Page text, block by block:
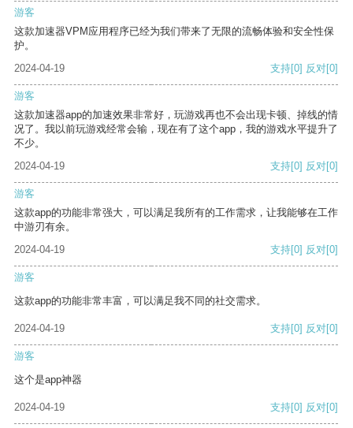
游客
这款加速器VPM应用程序已经为我们带来了无限的流畅体验和安全性保
护。
2024-04-19
支持[0] 反对[0]
游客
这款加速器app的加速效果非常好，玩游戏再也不会出现卡顿、掉线的情
况了。我以前玩游戏经常会输，现在有了这个app，我的游戏水平提升了
不少。
2024-04-19
支持[0] 反对[0]
游客
这款app的功能非常强大，可以满足我所有的工作需求，让我能够在工作
中游刃有余。
2024-04-19
支持[0] 反对[0]
游客
这款app的功能非常丰富，可以满足我不同的社交需求。
2024-04-19 支持[0] 反对[0]
游客
这个是app神器
2024-04-19 支持[0] 反对[0]